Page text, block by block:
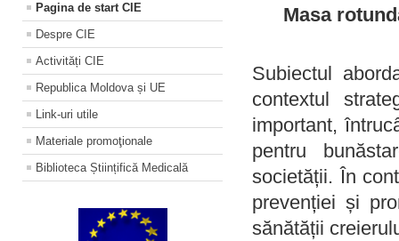
Pagina de start CIE
Despre CIE
Activități CIE
Republica Moldova și UE
Link-uri utile
Materiale promoţionale
Biblioteca Științifică Medicală
Masa
Subiectul
contextul
important,
pentru
societății. În
prevenției și
sănătății